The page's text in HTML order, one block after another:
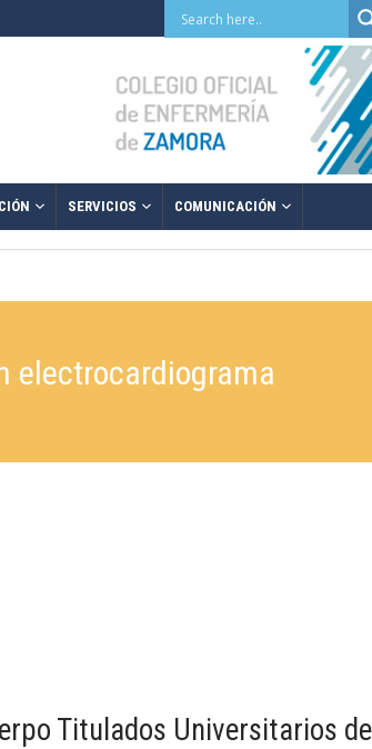
SERVICIOS COMUNICACIÓN
electrocardiograma
Titulados Universitarios